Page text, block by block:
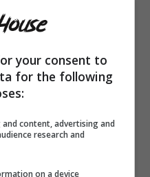
con le
your consent to
for the following
content, advertising and
research and
on a device